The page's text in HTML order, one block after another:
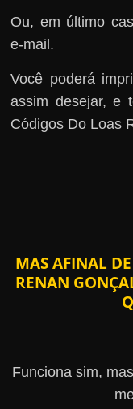
Ou, em último
e-mail.
Você poderá
assim desejar, e
Códigos Do Loas
MAS AFINAL
RENAN
Funciona sim,